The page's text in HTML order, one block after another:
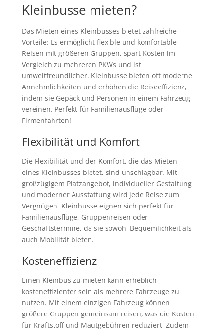
Kleinbusse mieten?
Das Mieten eines Kleinbusses bietet zahlreiche
Vorteile: Es ermöglicht flexible und komfortable
Reisen mit größeren Gruppen, spart Kosten im
Vergleich zu mehreren PKWs und ist
umweltfreundlicher. Kleinbusse bieten oft moderne
Annehmlichkeiten und erhöhen die Reiseeffizienz,
indem sie Gepäck und Personen in einem Fahrzeug
vereinen. Perfekt für Familienausflüge oder
Firmenfahrten!
Flexibilität und Komfort
Die Flexibilität und der Komfort, die das Mieten
eines Kleinbusses bietet, sind unschlagbar. Mit
großzügigem Platzangebot, individueller Gestaltung
und moderner Ausstattung wird jede Reise zum
Vergnügen. Kleinbusse eignen sich perfekt für
Familienausflüge, Gruppenreisen oder
Geschäftstermine, da sie sowohl Bequemlichkeit als
auch Mobilität bieten.
Kosteneffizienz
Einen Kleinbus zu mieten kann erheblich
kosteneffizienter sein als mehrere Fahrzeuge zu
nutzen. Mit einem einzigen Fahrzeug können
größere Gruppen gemeinsam reisen, was die Kosten
für Kraftstoff und Mautgebühren reduziert. Zudem